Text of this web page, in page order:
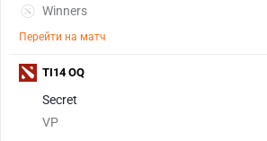
Winners
Перейти на матч
Secret
VP
TI14 OQ